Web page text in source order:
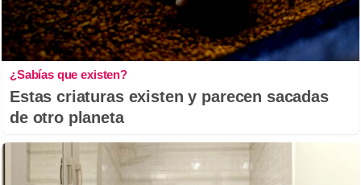
¿Sabías que existen?
Estas criaturas existen y parecen sacadas
de otro planeta